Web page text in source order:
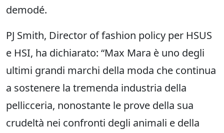
demodé.
PJ Smith, Director of fashion policy per HSUS
e HSI, ha dichiarato: “Max Mara è uno degli
ultimi grandi marchi della moda che continua
a sostenere la tremenda industria della
pellicceria, nonostante le prove della sua
crudeltà nei confronti degli animali e della